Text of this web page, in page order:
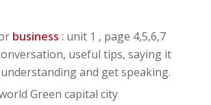
business : unit 1 , page 4,5,6,7
useful tips, saying it
and get speaking.
Green capital city